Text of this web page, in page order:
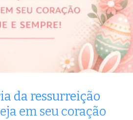
da ressurreição
em seu coração